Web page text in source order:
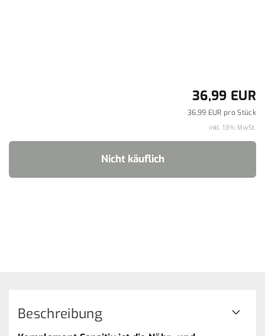
36,99 EUR
36,99 EUR pro Stück
inkl. 13% MwSt.
Beschreibung